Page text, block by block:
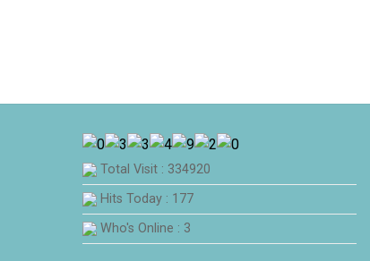
Total Visit : 334920
Hits Today : 177
Who's Online : 3